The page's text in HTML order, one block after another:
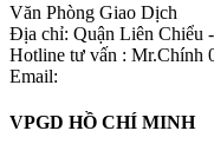
Văn Phòng Giao Dịch
Địa chỉ: Quận Liên Chiểu
Hotline tư vấn : Mr.Chính
Email:
VPGD HỒ CHÍ MINH